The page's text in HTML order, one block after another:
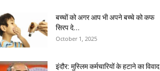
बच्चों को अगर आप भी अपने बच्चे को कफ
सिरप दे...
October 1, 2025
इंदौर: मुस्लिम कर्मचारियों के हटाने का विवाद